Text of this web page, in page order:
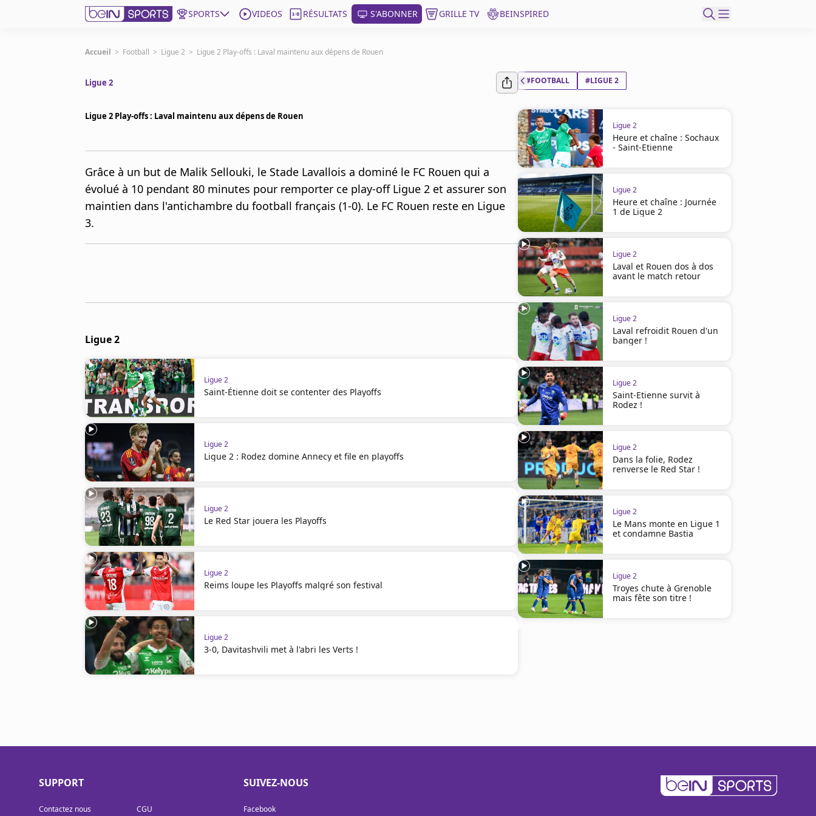
SPORTS VIDEOS RÉSULTATS S'ABONNER GRILLE TV BEINSPIRED
beIN SPORTS CONNECT
Gérer les notifications
Contactez nous
Accueil > Football > Ligue 2 > Ligue 2 Play-offs : Laval maintenu aux dépens de Rouen
Ligue 2
Ligue 2 Play-offs : Laval maintenu aux dépens de Rouen
Grâce à un but de Malik Sellouki, le Stade Lavallois a dominé le FC Rouen qui a
évolué à 10 pendant 80 minutes pour remporter ce play-off Ligue 2 et assurer son
maintien dans l'antichambre du football français (1-0). Le FC Rouen reste en Ligue
3.
Ligue 2
Ligue 2
Saint-Étienne doit se contenter des Playoffs
Ligue 2
Ligue 2 : Rodez domine Annecy et file en playoffs
Ligue 2
Le Red Star jouera les Playoffs
Ligue 2
Reims loupe les Playoffs malgré son festival
Ligue 2
3-0, Davitashvili met à l'abri les Verts !
#FOOTBALL #LIGUE 2
Ligue 2
Heure et chaîne : Sochaux
- Saint-Etienne
Ligue 2
Heure et chaîne : Journée
1 de Ligue 2
Ligue 2
Laval et Rouen dos à dos
avant le match retour
Ligue 2
Laval refroidit Rouen d'un
banger !
Ligue 2
Saint-Etienne survit à
Rodez !
Ligue 2
Dans la folie, Rodez
renverse le Red Star !
Ligue 2
Le Mans monte en Ligue 1
et condamne Bastia
Ligue 2
Troyes chute à Grenoble
mais fête son titre !
SUPPORT
Contactez nous CGU
SUIVEZ-NOUS
Facebook